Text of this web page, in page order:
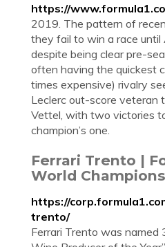
https://
2019. The pattern of
they fail to win a race until
despite being clear pre-
often having the quickest
times expensive) rivalry
Leclerc out-score veteran
Vettel, with two victories
champion’s one.
Ferrari Trento |
World
https://
trento/
Ferrari Trento was named